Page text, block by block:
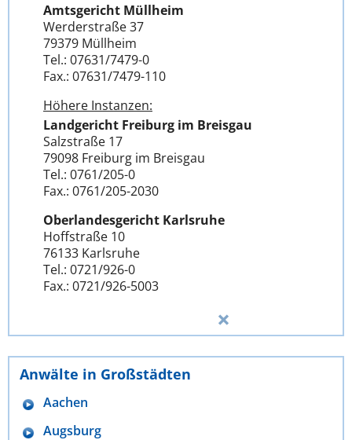
Amtsgericht Müllheim
Werderstraße 37
79379 Müllheim
Tel.: 07631/7479-0
Fax.: 07631/7479-110
Höhere Instanzen:
Landgericht Freiburg im Breisgau
Salzstraße 17
79098 Freiburg im Breisgau
Tel.: 0761/205-0
Fax.: 0761/205-2030
Oberlandesgericht Karlsruhe
Hoffstraße 10
76133 Karlsruhe
Tel.: 0721/926-0
Fax.: 0721/926-5003
Anwälte in Großstädten
Aachen
Augsburg